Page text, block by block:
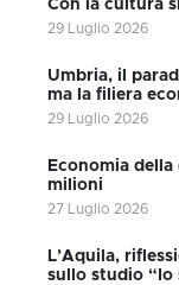
Con la cultura
29 Luglio 2026
Umbria, il
ma la filiera
29 Luglio 2026
Economia
milioni
27 Luglio 2026
L’Aquila,
sullo studio “Io